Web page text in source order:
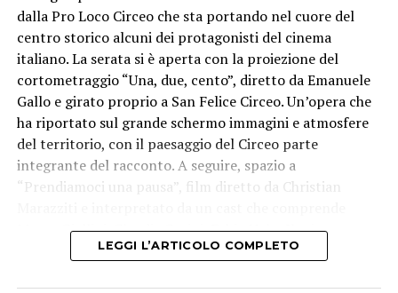
dalla Pro Loco Circeo che sta portando nel cuore del
centro storico alcuni dei protagonisti del cinema
italiano. La serata si è aperta con la proiezione del
cortometraggio “Una, due, cento”, diretto da Emanuele
Gallo e girato proprio a San Felice Circeo. Un’opera che
ha riportato sul grande schermo immagini e atmosfere
del territorio, con il paesaggio del Circeo parte
integrante del racconto. A seguire, spazio a
“Prendiamoci una pausa”, film diretto da Christian
Marco Giallini, Claudia Gerini, Fabio Volo, Ilenia
Pastorelli e Paolo Calabresi.
LEGGI L’ARTICOLO COMPLETO